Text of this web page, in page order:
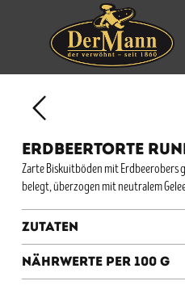
ERDBEERTORTE
Zarte Biskuitböden mit Erdbeerobers
belegt, überzogen mit neutralem
Zutaten
Nährwerte per 100 g